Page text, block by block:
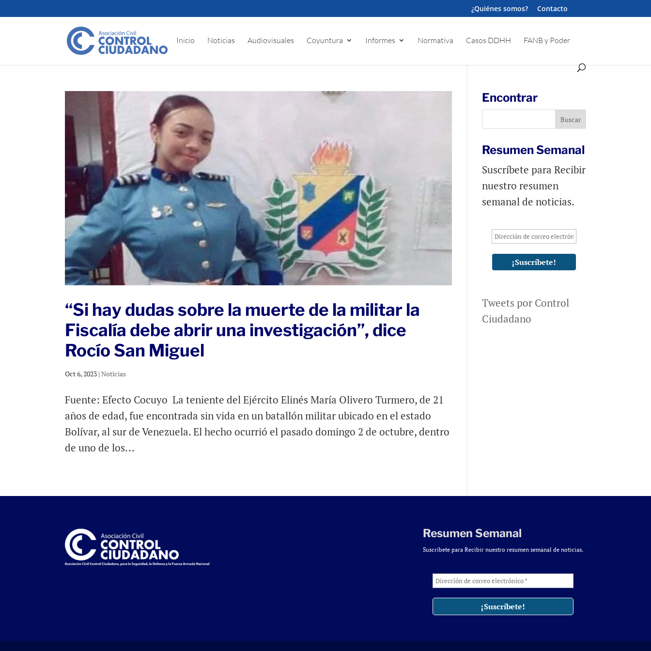
¿Quiénes somos? Contacto
Inicio Noticias Audiovisuales Coyuntura Informes Normativa Casos DDHH FANB y Poder
“Si hay dudas sobre la muerte de la militar la
Fiscalía debe abrir una investigación”, dice
Rocío San Miguel
Oct 6, 2023 |Noticias
Fuente: Efecto Cocuyo La teniente del Ejército Elinés María Olivero Turmero, de 21
años de edad, fue encontrada sin vida en un batallón militar ubicado en el estado
Bolívar, al sur de Venezuela. El hecho ocurrió el pasado domingo 2 de octubre, dentro
de uno de los...
Encontrar
Resumen Semanal
Suscríbete para Recibir
nuestro resumen
semanal de noticias.
Tweets por Control
Ciudadano
Resumen Semanal
Suscríbete para Recibir nuestro resumen semanal de noticias.